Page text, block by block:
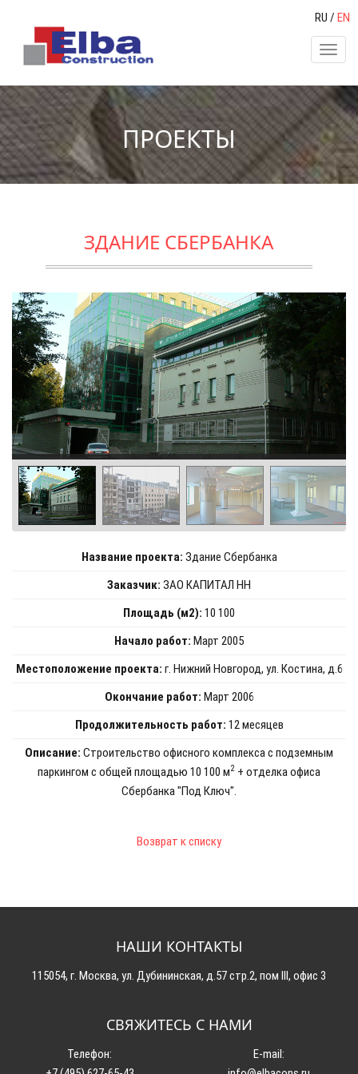
RU / EN
ПРОЕКТЫ
ЗДАНИЕ СБЕРБАНКА
Название проекта: Здание Сбербанка
Заказчик: ЗАО КАПИТАЛ НН
Площадь (м2): 10 100
Начало работ: Март 2005
Местоположение проекта: г. Нижний Новгород, ул. Костина, д.6
Окончание работ: Март 2006
Продолжительность работ: 12 месяцев
Описание: Строительство офисного комплекса с подземным
паркингом с общей площадью 10 100 м2 + отделка офиса
Сбербанка "Под Ключ".
Возврат к списку
НАШИ КОНТАКТЫ
115054, г. Москва, ул. Дубининская, д.57 стр.2, пом III, офис 3
СВЯЖИТЕСЬ С НАМИ
Телефон:
E-mail: